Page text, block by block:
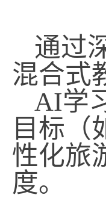
通过
混合式
AI学
目标（
性化旅
度。